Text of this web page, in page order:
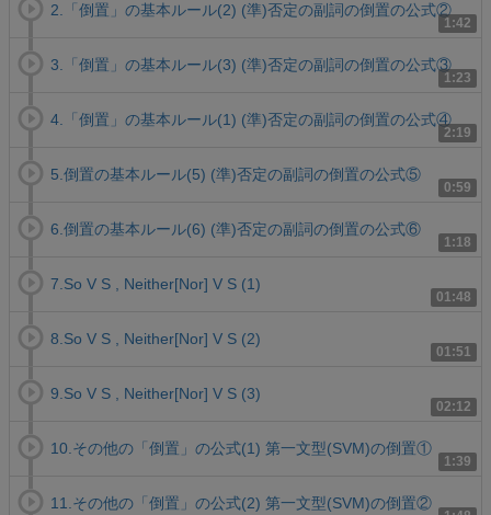
1:42
2.「倒置」の基本ルール(2) (準)否定の副詞の倒置の公式②
1:23
3.「倒置」の基本ルール(3) (準)否定の副詞の倒置の公式③
2:19
4.「倒置」の基本ルール(1) (準)否定の副詞の倒置の公式④
0:59
5.倒置の基本ルール(5) (準)否定の副詞の倒置の公式⑤
1:18
6.倒置の基本ルール(6) (準)否定の副詞の倒置の公式⑥
01:48
7.So V S , Neither[Nor] V S (1)
01:51
8.So V S , Neither[Nor] V S (2)
02:12
9.So V S , Neither[Nor] V S (3)
1:39
10.その他の「倒置」の公式(1) 第一文型(SVM)の倒置①
11.その他の「倒置」の公式(2) 第一文型(SVM)の倒置②